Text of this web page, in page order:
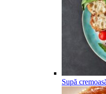
Supă